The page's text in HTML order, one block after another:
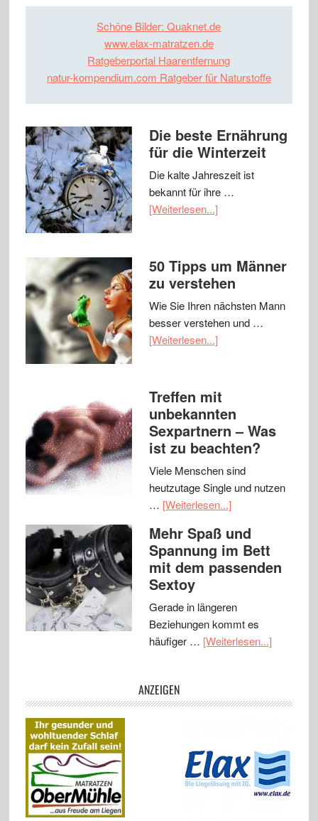
Schöne Bilder: Quaknet.de
www.elax-matratzen.de
Ratgeberportal Haarentfernung
natur-kompendium.com Ratgeber für Naturstoffe
Die beste Ernährung
für die Winterzeit
Die kalte Jahreszeit ist
bekannt für ihre …
[Weiterlesen...]
50 Tipps um Männer
zu verstehen
Wie Sie Ihren nächsten Mann
besser verstehen und …
[Weiterlesen...]
Treffen mit
unbekannten
Sexpartnern – Was
ist zu beachten?
Viele Menschen sind
heutzutage Single und nutzen
… [Weiterlesen...]
Mehr Spaß und
Spannung im Bett
mit dem passenden
Sextoy
Gerade in längeren
Beziehungen kommt es
häufiger … [Weiterlesen...]
ANZEIGEN